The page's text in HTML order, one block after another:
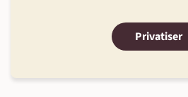
Privatiser